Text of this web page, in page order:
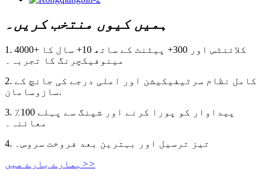
ہمیں کیوں منتخب کریں۔
1. 4000+ کلائنٹس اور 300+ پیٹنٹ کے ساتھ 10+ سال کا
مینوفیکچرنگ کا تجربہ۔
2. کامل نظام سرٹیفیکیشن اور اعلی درجے کی جانچ کے
سازوسامان.
3. پیداوار کو پورا کرنے اور شپنگ سے پہلے 100٪
معائنہ۔
4. تیز ترسیل اور بہترین بعد فروخت سروس۔
ہمارے بارے میں >>